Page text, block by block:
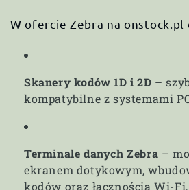
a
W ofercie Zebra na onstock.pl
Skanery kodów 1D i 2D –
kompatybilne z systemami
Terminale danych Zebra –
ekranem dotykowym,
kodów oraz łącznością Wi-